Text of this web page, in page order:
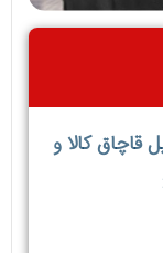
وکیل قاچاق کالا و